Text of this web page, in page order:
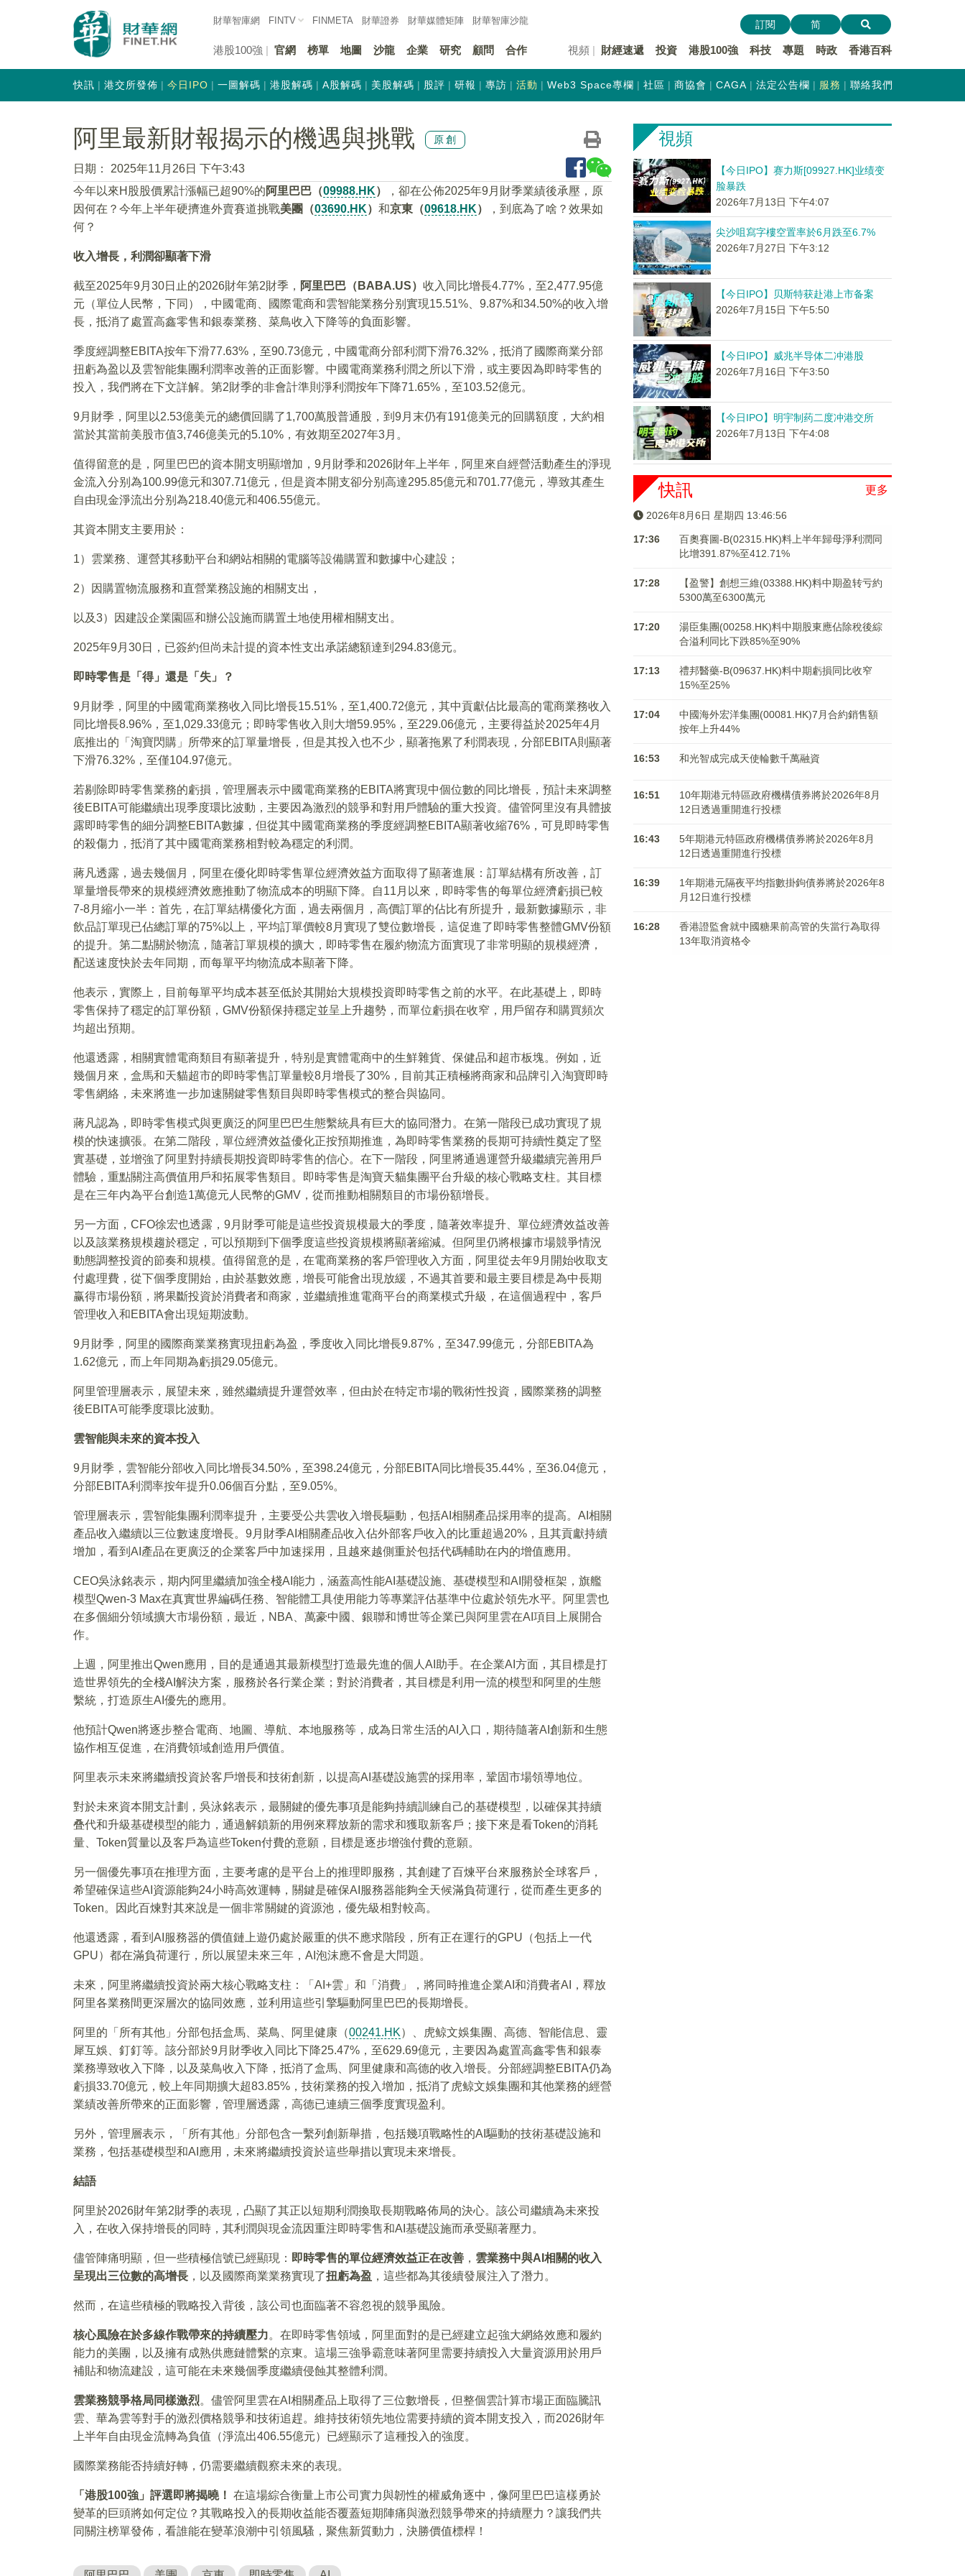
財華智庫網 FINTV FINMETA 財華證券 財華媒體矩陣 財華智庫沙龍
港股100強 官網 榜單 地圖 沙龍 企業 研究 顧問 合作 視頻 財經速遞 投資 港股100強 科技 專題 時政 香港百科
訂閱 简
快訊 港交所發佈 今日IPO 一圖解碼 港股解碼 A股解碼 美股解碼 股評 研報 專訪 活動 Web3 Space專欄 社區 商協會 CAGA 法定公告欄 服務 聯絡我們
阿里最新財報揭示的機遇與挑戰 原創
日期：
2025年11月26日 下午3:43
今年以來H股股價累計漲幅已超90%的阿里巴巴（09988.HK）
，卻在公佈2025年9月財季業績後承壓，原
因何在？今年上半年硬擠進外賣賽道挑戰美團（03690.HK） 和京東（09618.HK）
，到底為了啥？效果如
何？
收入增長，利潤卻顯著下滑
截至2025年9月30日止的2026財年第2財季， 阿里巴巴（BABA.US） 收入同比增長4.77%，至2,477.95億
元（單位人民幣，下同），中國電商、國際電商和雲智能業務分别實現15.51%、9.87%和34.50%的收入增
長，抵消了處置高鑫零售和銀泰業務、菜鳥收入下降等的負面影響。
季度經調整EBITA按年下滑77.63%，至90.73億元，中國電商分部利潤下滑76.32%，抵消了國際商業分部
扭虧為盈以及雲智能集團利潤率改善的正面影響。中國電商業務利潤之所以下滑，或主要因為即時零售的
投入，我們將在下文詳解。第2財季的非會計準則淨利潤按年下降71.65%，至103.52億元。
9月財季，阿里以2.53億美元的總價回購了1,700萬股普通股，到9月末仍有191億美元的回購額度，大約相
當於其當前美股市值3,746億美元的5.10%，有效期至2027年3月。
值得留意的是，阿里巴巴的資本開支明顯增加，9月財季和2026財年上半年，阿里來自經營活動產生的淨現
金流入分别為100.99億元和307.71億元，但是資本開支卻分别高達295.85億元和701.77億元，導致其產生
自由現金淨流出分别為218.40億元和406.55億元。
其資本開支主要用於：
1）雲業務、運營其移動平台和網站相關的電腦等設備購置和數據中心建設；
2）因購置物流服務和直營業務設施的相關支出，
以及3）因建設企業園區和辦公設施而購置土地使用權相關支出。
2025年9月30日，已簽約但尚未計提的資本性支出承諾總額達到294.83億元。
即時零售是「得」還是「失」？
9月財季，阿里的中國電商業務收入同比增長15.51%，至1,400.72億元，其中貢獻佔比最高的電商業務收入
同比增長8.96%，至1,029.33億元；即時零售收入則大增59.95%，至229.06億元，主要得益於2025年4月
底推出的「淘寶閃購」所帶來的訂單量增長，但是其投入也不少，顯著拖累了利潤表現，分部EBITA則顯著
下滑76.32%，至僅104.97億元。
若剔除即時零售業務的虧損，管理層表示中國電商業務的EBITA將實現中個位數的同比增長，預計未來調整
後EBITA可能繼續出現季度環比波動，主要因為激烈的競爭和對用戶體驗的重大投資。儘管阿里沒有具體披
露即時零售的細分調整EBITA數據，但從其中國電商業務的季度經調整EBITA顯著收縮76%，可見即時零售
的殺傷力，抵消了其中國電商業務相對較為穩定的利潤。
蔣凡透露，過去幾個月，阿里在優化即時零售單位經濟效益方面取得了顯著進展：訂單結構有所改善，訂
單量增長帶來的規模經濟效應推動了物流成本的明顯下降。自11月以來，即時零售的每單位經濟虧損已較
7-8月縮小一半：首先，在訂單結構優化方面，過去兩個月，高價訂單的佔比有所提升，最新數據顯示，非
飲品訂單現已佔總訂單的75%以上，平均訂單價較8月實現了雙位數增長，這促進了即時零售整體GMV份額
的提升。第二點關於物流，隨著訂單規模的擴大，即時零售在履約物流方面實現了非常明顯的規模經濟，
配送速度快於去年同期，而每單平均物流成本顯著下降。
他表示，實際上，目前每單平均成本甚至低於其開始大規模投資即時零售之前的水平。在此基礎上，即時
零售保持了穩定的訂單份額，GMV份額保持穩定並呈上升趨勢，而單位虧損在收窄，用戶留存和購買頻次
均超出預期。
他還透露，相關實體電商類目有顯著提升，特别是實體電商中的生鮮雜貨、保健品和超市板塊。例如，近
幾個月來，盒馬和天貓超市的即時零售訂單量較8月增長了30%，目前其正積極將商家和品牌引入淘寶即時
零售網絡，未來將進一步加速關鍵零售類目與即時零售模式的整合與協同。
蔣凡認為，即時零售模式與更廣泛的阿里巴巴生態繫統具有巨大的協同潛力。在第一階段已成功實現了規
模的快速擴張。在第二階段，單位經濟效益優化正按預期推進，為即時零售業務的長期可持續性奠定了堅
實基礎，並增強了阿里對持續長期投資即時零售的信心。在下一階段，阿里將通過運營升級繼續完善用戶
體驗，重點關注高價值用戶和拓展零售類目。即時零售是淘寶天貓集團平台升級的核心戰略支柱。其目標
是在三年内為平台創造1萬億元人民幣的GMV，從而推動相關類目的市場份額增長。
另一方面，CFO徐宏也透露，9月財季可能是這些投資規模最大的季度，隨著效率提升、單位經濟效益改善
以及該業務規模趨於穩定，可以預期到下個季度這些投資規模將顯著縮減。但阿里仍將根據市場競爭情況
動態調整投資的節奏和規模。值得留意的是，在電商業務的客戶管理收入方面，阿里從去年9月開始收取支
付處理費，從下個季度開始，由於基數效應，增長可能會出現放緩，不過其首要和最主要目標是為中長期
赢得市場份額，將果斷投資於消費者和商家，並繼續推進電商平台的商業模式升級，在這個過程中，客戶
管理收入和EBITA會出現短期波動。
9月財季，阿里的國際商業業務實現扭虧為盈，季度收入同比增長9.87%，至347.99億元，分部EBITA為
1.62億元，而上年同期為虧損29.05億元。
阿里管理層表示，展望未來，雖然繼續提升運營效率，但由於在特定市場的戰術性投資，國際業務的調整
後EBITA可能季度環比波動。
雲智能與未來的資本投入
9月財季，雲智能分部收入同比增長34.50%，至398.24億元，分部EBITA同比增長35.44%，至36.04億元，
分部EBITA利潤率按年提升0.06個百分點，至9.05%。
管理層表示，雲智能集團利潤率提升，主要受公共雲收入增長驅動，包括AI相關產品採用率的提高。AI相關
產品收入繼續以三位數速度增長。9月財季AI相關產品收入佔外部客戶收入的比重超過20%，且其貢獻持續
增加，看到AI產品在更廣泛的企業客戶中加速採用，且越來越側重於包括代碼輔助在内的增值應用。
CEO吳泳銘表示，期内阿里繼續加強全棧AI能力，涵蓋高性能AI基礎設施、基礎模型和AI開發框架，旗艦
模型Qwen-3 Max在真實世界編碼任務、智能體工具使用能力等專業評估基準中位處於領先水平。阿里雲也
在多個細分領域擴大市場份額，最近，NBA、萬豪中國、銀聯和博世等企業已與阿里雲在AI項目上展開合
作。
上週，阿里推出Qwen應用，目的是通過其最新模型打造最先進的個人AI助手。在企業AI方面，其目標是打
造世界領先的全棧AI解決方案，服務於各行業企業；對於消費者，其目標是利用一流的模型和阿里的生態
繫統，打造原生AI優先的應用。
他預計Qwen將逐步整合電商、地圖、導航、本地服務等，成為日常生活的AI入口，期待隨著AI創新和生態
協作相互促進，在消費領域創造用戶價值。
阿里表示未來將繼續投資於客戶增長和技術創新，以提高AI基礎設施雲的採用率，鞏固市場領導地位。
對於未來資本開支計劃，吳泳銘表示，最關鍵的優先事項是能夠持續訓練自己的基礎模型，以確保其持續
叠代和升級基礎模型的能力，通過解鎖新的用例來釋放新的需求和獲取新客戶；接下來是看Token的消耗
量、Token質量以及客戶為這些Token付費的意願，目標是逐步增強付費的意願。
另一個優先事項在推理方面，主要考慮的是平台上的推理即服務，其創建了百煉平台來服務於全球客戶，
希望確保這些AI資源能夠24小時高效運轉，關鍵是確保AI服務器能夠全天候滿負荷運行，從而產生更多的
Token。因此百煉對其來說是一個非常關鍵的資源池，優先級相對較高。
他還透露，看到AI服務器的價值鏈上遊仍處於嚴重的供不應求階段，所有正在運行的GPU（包括上一代
GPU）都在滿負荷運行，所以展望未來三年，AI泡沫應不會是大問題。
未來，阿里將繼續投資於兩大核心戰略支柱：「AI+雲」和「消費」，將同時推進企業AI和消費者AI，釋放
阿里各業務間更深層次的協同效應，並利用這些引擎驅動阿里巴巴的長期增長。
阿里的「所有其他」分部包括盒馬、菜鳥、阿里健康（00241.HK）、虎鲸文娛集團、高德、智能信息、靈
犀互娛、釘釘等。該分部於9月財季收入同比下降25.47%，至629.69億元，主要因為處置高鑫零售和銀泰
業務導致收入下降，以及菜鳥收入下降，抵消了盒馬、阿里健康和高德的收入增長。分部經調整EBITA仍為
虧損33.70億元，較上年同期擴大超83.85%，技術業務的投入增加，抵消了虎鲸文娛集團和其他業務的經營
業績改善所帶來的正面影響，管理層透露，高德已連續三個季度實現盈利。
另外，管理層表示，「所有其他」分部包含一繫列創新舉措，包括幾項戰略性的AI驅動的技術基礎設施和
業務，包括基礎模型和AI應用，未來將繼續投資於這些舉措以實現未來增長。
結語
阿里於2026財年第2財季的表現，凸顯了其正以短期利潤換取長期戰略佈局的決心。該公司繼續為未來投
入，在收入保持增長的同時，其利潤與現金流因重注即時零售和AI基礎設施而承受顯著壓力。
儘管陣痛明顯，但一些積極信號已經顯現： 即時零售的單位經濟效益正在改善 ， 雲業務中與AI相關的收入
呈現出三位數的高增長 ，以及國際商業業務實現了扭虧為盈 ，這些都為其後續發展注入了潛力。
然而，在這些積極的戰略投入背後，該公司也面臨著不容忽視的競爭風險。
核心風險在於多線作戰帶來的持續壓力。在即時零售領域，阿里面對的是已經建立起強大網絡效應和履約
能力的美團，以及擁有成熟供應鏈體繫的京東。這場三強爭霸意味著阿里需要持續投入大量資源用於用戶
補貼和物流建設，這可能在未來幾個季度繼續侵蝕其整體利潤。
雲業務競爭格局同樣激烈。儘管阿里雲在AI相關產品上取得了三位數增長，但整個雲計算市場正面臨騰訊
雲、華為雲等對手的激烈價格競爭和技術追趕。維持技術領先地位需要持續的資本開支投入，而2026財年
上半年自由現金流轉為負值（淨流出406.55億元）已經顯示了這種投入的強度。
國際業務能否持續好轉，仍需要繼續觀察未來的表現。
「港股100強」評選即將揭曉！ 在這場綜合衡量上市公司實力與韌性的權威角逐中，像阿里巴巴這樣勇於
變革的巨頭將如何定位？其戰略投入的長期收益能否覆蓋短期陣痛與激烈競爭帶來的持續壓力？讓我們共
同關注榜單發佈，看誰能在變革浪潮中引領風騷，聚焦新質動力，決勝價值標桿！
視頻
【今日IPO】赛力斯[09927.HK]业绩变
脸暴跌
2026年7月13日 下午4:07
尖沙咀寫字樓空置率於6月跌至6.7%
2026年7月27日 下午3:12
【今日IPO】贝斯特获赴港上市备案
2026年7月15日 下午5:50
【今日IPO】威兆半导体二冲港股
2026年7月16日 下午3:50
【今日IPO】明宇制药二度冲港交所
2026年7月13日 下午4:08
更多
快訊
2026年8月6日 星期四 13:46:57
17:36
百奧賽圖-B(02315.HK)料上半年歸母淨利潤同
比增391.87%至412.71%
17:28
【盈警】創想三維(03388.HK)料中期盈转亏約
5300萬至6300萬元
17:20
湯臣集團(00258.HK)料中期股東應佔除稅後綜
合溢利同比下跌85%至90%
17:13
禮邦醫藥-B(09637.HK)料中期虧損同比收窄
15%至25%
17:04
中國海外宏洋集團(00081.HK)7月合約銷售額
按年上升44%
16:53 和光智成完成天使輪數千萬融資
16:51
10年期港元特區政府機構債券將於2026年8月
12日透過重開進行投標
16:43
5年期港元特區政府機構債券將於2026年8月
12日透過重開進行投標
16:39
1年期港元隔夜平均指數掛鉤債券將於2026年8
月12日進行投標
16:28
香港證監會就中國糖果前高管的失當行為取得
13年取消資格令